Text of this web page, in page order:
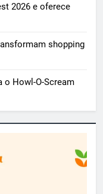
2026 e oferece
shopping
o Howl-O-Scream